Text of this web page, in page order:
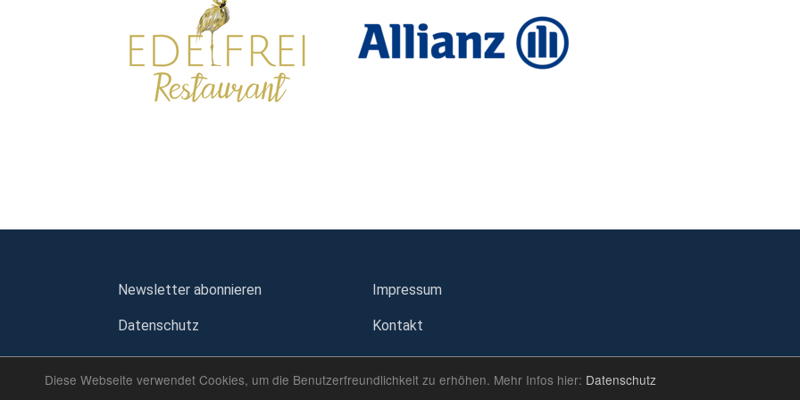
Diese Webseite verwendet Cookies, um die Benutzerfreundlichkeit zu erhöhen. Mehr Infos hier: Datenschutz
Newsletter abonnieren Impressum
Datenschutz Kontakt